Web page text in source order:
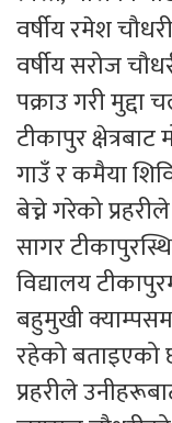
वर्षीय रमेश
वर्षीय सरोज
पक्राउ गरी मुद्दा
टीकापुर
गाउँ र कमैया
बेच्ने गरेको
सागर
विद्यालय
बहुमुखी
रहेको बताइएको
प्रहरीले